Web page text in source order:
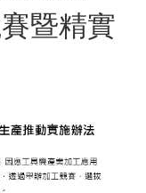
暨精實